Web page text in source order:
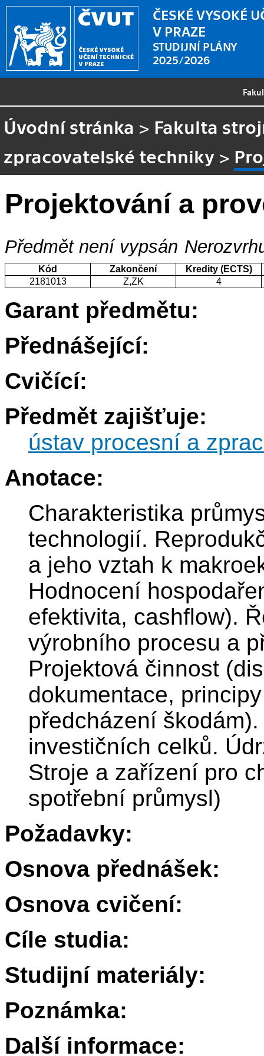
ČESKÉ VYSOKÉ
V PRAZE
STUDIJNÍ PLÁNY
2025/2026
Úvodní stránka > Fakulta
zpracovatelské techniky >
Projektování a
Předmět není vypsán
Kód Zakončení
Kredity (ECTS)
2181013
Z,ZK 4
Garant předmětu:
Přednášející:
Cvičící:
Předmět zajišťuje:
ústav procesní a
Anotace:
Charakteristika
technologií.
a jeho vztah k
Hodnocení
efektivita, cashflow).
výrobního procesu a
Projektová činnost
dokumentace,
předcházení
investičních celků.
Stroje a zařízení pro
spotřební průmysl)
Požadavky:
Osnova přednášek:
Osnova cvičení:
Cíle studia:
Studijní materiály:
Poznámka:
Další informace: